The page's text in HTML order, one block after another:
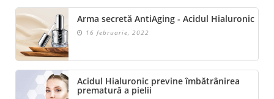
Arma secretă AntiAging - Acidul Hialuronic
16 februarie, 2022
Acidul Hialuronic previne îmbătrânirea
prematură a pielii